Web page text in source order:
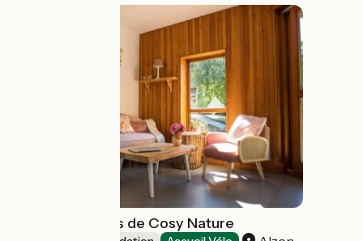
Les Tiny Houses de Cosy Nature